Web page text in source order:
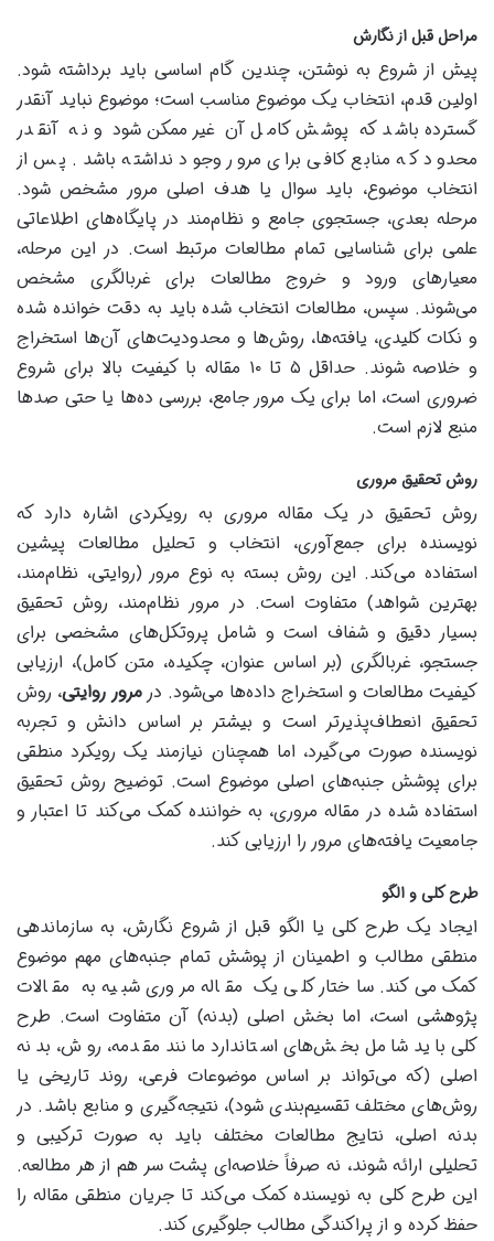
مراحل قبل از نگارش
پیش از شروع به نوشتن، چندین گام اساسی باید برداشته شود.
اولین قدم، انتخاب یک موضوع مناسب است؛ موضوع نباید آنقدر
گسترده باشد که پوشش کامل آن غیرممکن شود و نه آنقدر
محدود که منابع کافی برای مرور وجود نداشته باشد. پس از
انتخاب موضوع، باید سوال یا هدف اصلی مرور مشخص شود.
مرحله بعدی، جستجوی جامع و نظام‌مند در پایگاه‌های اطلاعاتی
علمی برای شناسایی تمام مطالعات مرتبط است. در این مرحله،
معیارهای ورود و خروج مطالعات برای غربالگری مشخص
می‌شوند. سپس، مطالعات انتخاب شده باید به دقت خوانده شده
و نکات کلیدی، یافته‌ها، روش‌ها و محدودیت‌های آن‌ها استخراج
و خلاصه شوند. حداقل ۵ تا ۱۰ مقاله با کیفیت بالا برای شروع
ضروری است، اما برای یک مرور جامع، بررسی ده‌ها یا حتی صدها
منبع لازم است.
روش تحقیق مروری
روش تحقیق در یک مقاله مروری به رویکردی اشاره دارد که
نویسنده برای جمع‌آوری، انتخاب و تحلیل مطالعات پیشین
استفاده می‌کند. این روش بسته به نوع مرور (روایتی، نظام‌مند،
بهترین شواهد) متفاوت است. در مرور نظام‌مند، روش تحقیق
بسیار دقیق و شفاف است و شامل پروتکل‌های مشخصی برای
جستجو، غربالگری (بر اساس عنوان، چکیده، متن کامل)، ارزیابی
کیفیت مطالعات و استخراج داده‌ها می‌شود. درمرور روایتی، روش
تحقیق انعطاف‌پذیرتر است و بیشتر بر اساس دانش و تجربه
نویسنده صورت می‌گیرد، اما همچنان نیازمند یک رویکرد منطقی
برای پوشش جنبه‌های اصلی موضوع است. توضیح روش تحقیق
استفاده شده در مقاله مروری، به خواننده کمک می‌کند تا اعتبار و
جامعیت یافته‌های مرور را ارزیابی کند.
طرح کلی و الگو
ایجاد یک طرح کلی یا الگو قبل از شروع نگارش، به سازماندهی
منطقی مطالب و اطمینان از پوشش تمام جنبه‌های مهم موضوع
کمک می‌کند. ساختار کلی یک مقاله مروری شبیه به مقالات
پژوهشی است، اما بخش اصلی (بدنه) آن متفاوت است. طرح
کلی باید شامل بخش‌های استاندارد مانند مقدمه، روش، بدنه
اصلی (که می‌تواند بر اساس موضوعات فرعی، روند تاریخی یا
روش‌های مختلف تقسیم‌بندی شود)، نتیجه‌گیری و منابع باشد. در
بدنه اصلی، نتایج مطالعات مختلف باید به صورت ترکیبی و
تحلیلی ارائه شوند، نه صرفاً خلاصه‌ای پشت سر هم از هر مطالعه.
این طرح کلی به نویسنده کمک می‌کند تا جریان منطقی مقاله را
حفظ کرده و از پراکندگی مطالب جلوگیری کند.